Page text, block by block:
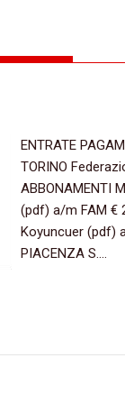
ENTRATE
TORINO
ABBONAMENTI
(pdf) a/m FAM €
Koyuncuer (pdf)
PIACENZA S.…